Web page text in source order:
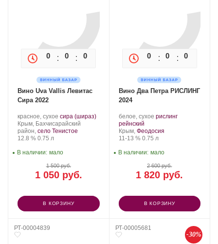
0 0 0
Вино Uva Vallis Левитас
Сира 2022
Производитель:
Uva
Vallis.
красное, сухое .
Сорт
винограда:
сира (шираз).
Регион:
Крым, Бахчисарайский
район, село Тенистое
Крепость
12.8 %. Объем
0.75 л
1 050 руб.
1 500 руб.
В наличии: мало
В КОРЗИНУ
0 0 0
Вино Два Петра РИСЛИНГ
2024
Производитель:
Два
Петра.
белое, сухое .
винограда:
рислинг
рейнский.
Регион:
Крым, Феодосия
Крепость
11-13 %. Объем
0.75 л
1 820 руб.
2 600 руб.
В наличии: мало
В КОРЗИНУ
РТ-00004839 РТ-00005681
-30%